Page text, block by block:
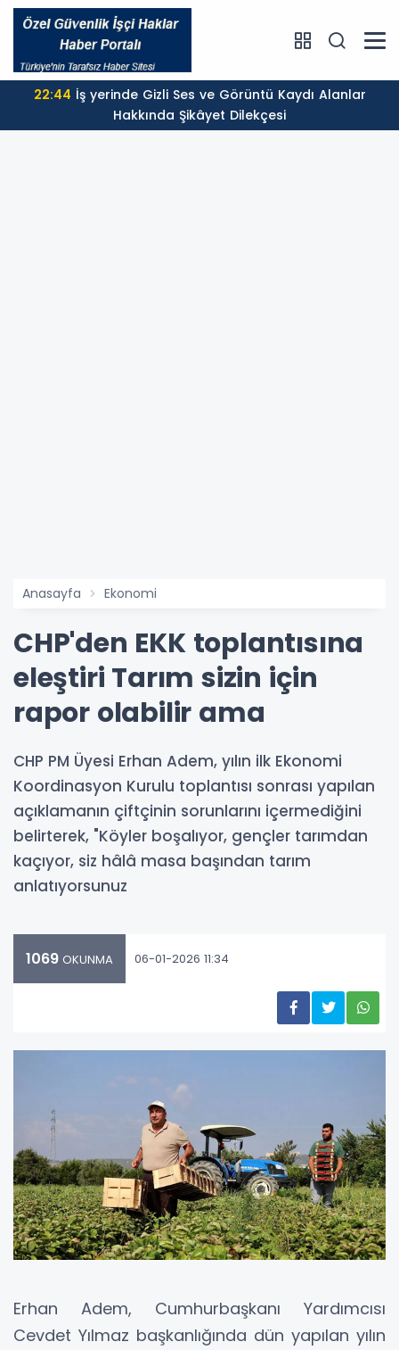
22:44
Hakkında Şikâyet Dilekçesi
Anasayfa Ekonomi
CHP'den EKK toplantısına
eleştiri Tarım sizin için
rapor olabilir ama
CHP PM Üyesi Erhan Adem, yılın ilk Ekonomi
Koordinasyon Kurulu toplantısı sonrası yapılan
açıklamanın çiftçinin sorunlarını içermediğini
belirterek, "Köyler boşalıyor, gençler tarımdan
kaçıyor, siz hâlâ masa başından tarım
anlatıyorsunuz
1069 OKUNMA 06-01-2026 11:34
Erhan Adem, Cumhurbaşkanı Yardımcısı
Cevdet Yılmaz başkanlığında dün yapılan yılın